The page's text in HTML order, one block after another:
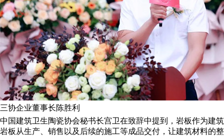
三协企业董事长陈胜利
中国建筑卫生陶瓷协会秘书长宫卫在致辞中提到，岩板作为建
岩板从生产、销售以及后续的施工等成品交付，让建筑材料的